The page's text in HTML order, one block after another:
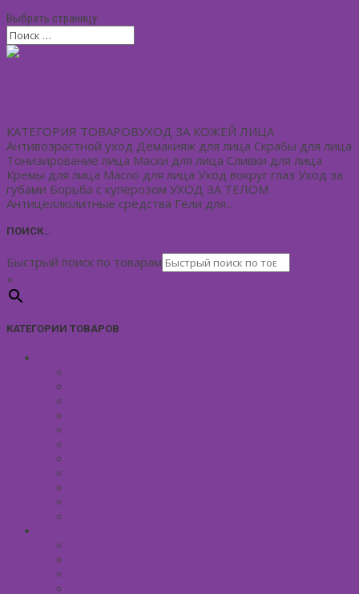
Выбрать страницу
КАТЕГОРИЯ ТОВАРОВУХОД ЗА КОЖЕЙ ЛИЦА
Антивозрастной уход Демакияж для лица Скрабы для лица
Тонизирование лица Маски для лица Сливки для лица
Кремы для лица Масло для лица Уход вокруг глаз Уход за
губами Борьба с куперозом УХОД ЗА ТЕЛОМ
Антицеллюлитные средства Гели для...
ПОИСК…
Быстрый поиск по товарам
×
КАТЕГОРИИ ТОВАРОВ